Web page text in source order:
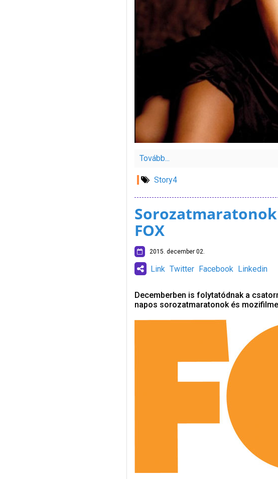
Tovább...
Story4
FOX
2015. december 02.
Link Twitter Facebook Linkedin
Decemberben is folytatódnak a
napos sorozatmaratonok és